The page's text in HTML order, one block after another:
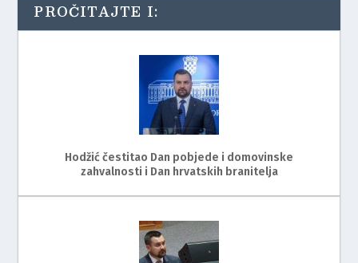
PROČITAJTE I:
Hodžić čestitao Dan pobjede i domovinske
zahvalnosti i Dan hrvatskih branitelja